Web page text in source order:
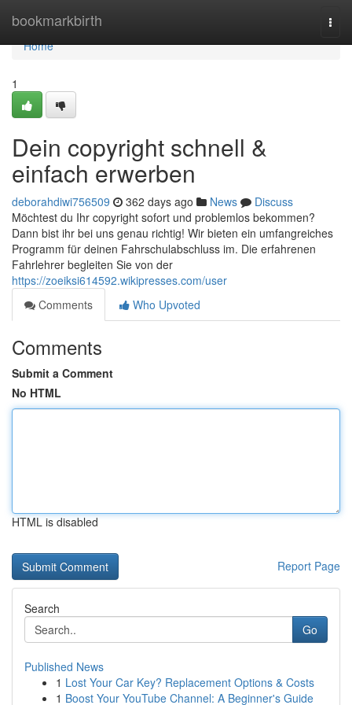
bookmarkbirth
Home
Home
1
Dein copyright schnell &
einfach erwerben
deborahdiwi756509 362 days ago News
Discuss
Möchtest du Ihr copyright sofort und problemlos bekommen?
Dann bist ihr bei uns genau richtig! Wir bieten ein umfangreiches
Programm für deinen Fahrschulabschluss im. Die erfahrenen
Fahrlehrer begleiten Sie von der
https://zoeiksi614592.wikipresses.com/user
Comments
Who Upvoted
Comments
Submit a Comment
No HTML
HTML is disabled
Report Page
Search
Go
Published News
1 Lost Your Car Key? Replacement Options & Costs
1 Boost Your YouTube Channel: A Beginner's Guide